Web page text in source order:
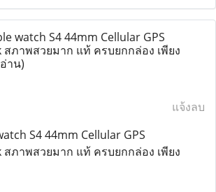
watch S4 44mm Cellular GPS
สภาพสวยมาก แท้ ครบยกกล่อง เพียง
าน)
แจ้งลบ
S4 44mm Cellular GPS
สภาพสวยมาก แท้ ครบยกกล่อง เพียง